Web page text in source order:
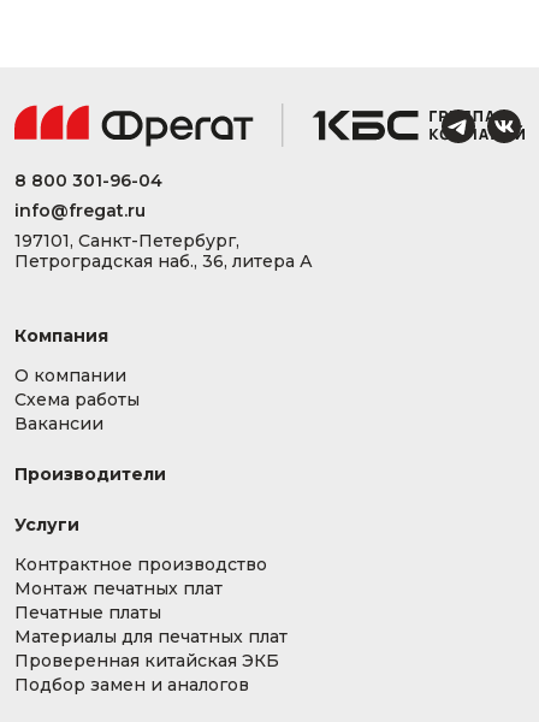
8 800 301-96-04
info@fregat.ru
197101, Санкт-Петербург,
Петроградская наб., 36, литера А
Компания
О компании
Схема работы
Вакансии
Производители
Услуги
Контрактное производство
Монтаж печатных плат
Печатные платы
Материалы для печатных плат
Проверенная китайская ЭКБ
Подбор замен и аналогов